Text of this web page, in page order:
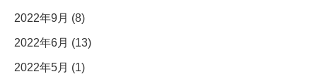
2022年9月 (8)
2022年6月 (13)
2022年5月 (1)